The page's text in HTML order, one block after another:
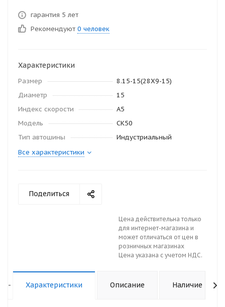
гарантия 5 лет
Рекомендуют 0 человек
Характеристики
Размер
8.15-15(28Х9-15)
Диаметр
15
Индекс скорости
A5
Модель
CK50
Тип автошины
Индустриальный
Все характеристики
Поделиться
Цена действительна только
для интернет-магазина и
может отличаться от цен в
розничных магазинах
Цена указана с учетом НДС.
- Характеристики Описание Наличие